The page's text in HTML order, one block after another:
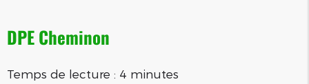
DPE Cheminon
Temps de lecture : 4 minutes